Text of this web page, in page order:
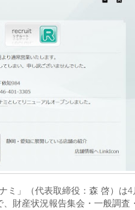
」（代表取締役：森 啓）は
財産状況報告集会・一般調査